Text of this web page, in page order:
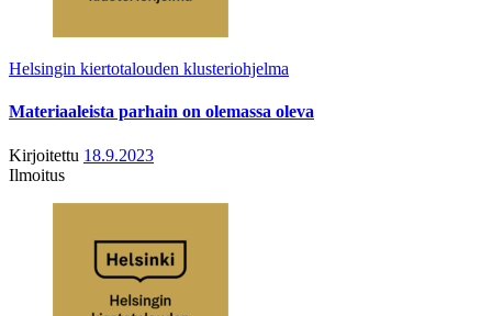
Helsingin kiertotalouden klusteriohjelma
Materiaaleista parhain on olemassa oleva
Kirjoitettu 18.9.2023
Ilmoitus